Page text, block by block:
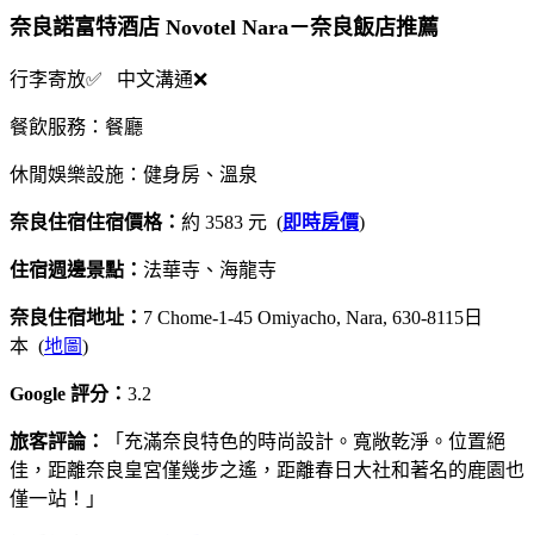
奈良諾富特酒店 Novotel Nara－奈良飯店推薦
行李寄放✅ 中文溝通❌
餐飲服務：餐廳
休閒娛樂設施：健身房、溫泉
奈良住宿住宿價格： 約 3583 元 (即時房價)
住宿週邊景點： 法華寺、海龍寺
奈良住宿地址： 7 Chome-1-45 Omiyacho, Nara, 630-8115日
本 (地圖)
Google 評分： 3.2
旅客評論：
「充滿奈良特色的時尚設計。寬敞乾淨。位置絕
佳，距離奈良皇宮僅幾步之遙，距離春日大社和著名的鹿園也
僅一站！」